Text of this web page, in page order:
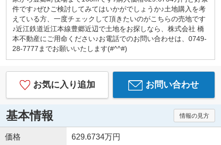
件です♪ぜひご検討してみてはいかがでしょうか♪土地購入を考
えている方、一度チェックして頂きたいのがこちらの売地です
♪近江鉄道近江本線豊郷近辺で土地をお探しなら、株式会社 橋
本不動産にご用命ください♪お電話でのお問い合わせは、0749-
28-7777までお願いいたします(#^^#)
お気に入り追加 お問い合わせ
基本情報 情報の見方
価格 629.6734万円